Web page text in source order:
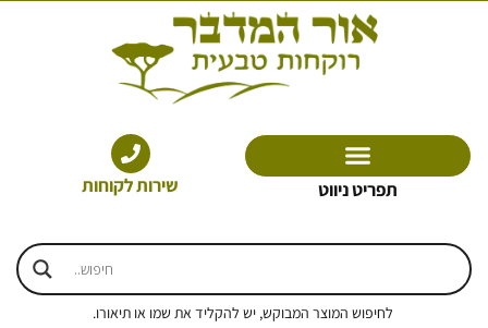
תפריט ניווט שירות לקוחות
לחיפוש המוצר המבוקש, יש להקליד את שמו או תיאורו.